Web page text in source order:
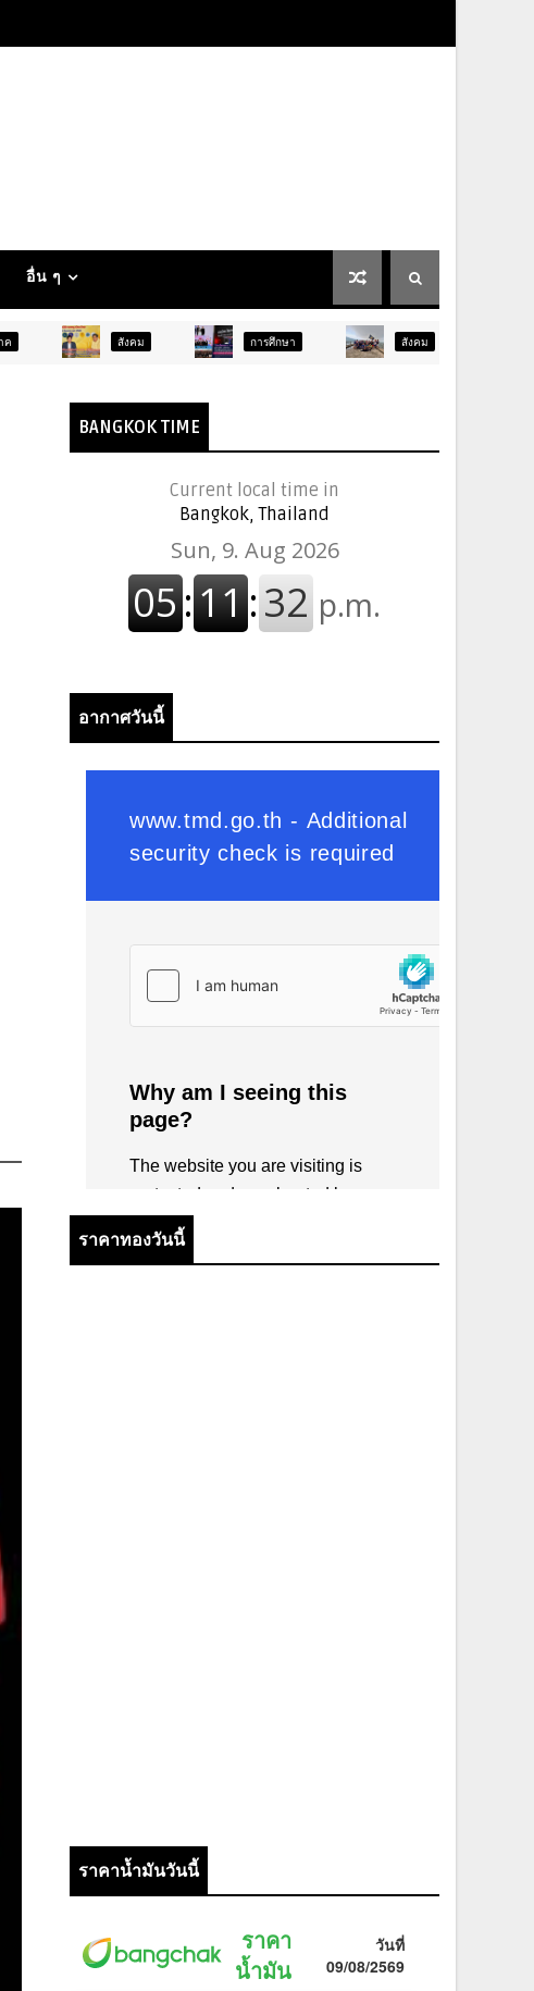
อื่น ๆ
การศึกษา
BANGKOK TIME
Current local time in
Bangkok, Thailand
อากาศวันนี้
ราคาทองวันนี้
ราคาน้ำมันวันนี้